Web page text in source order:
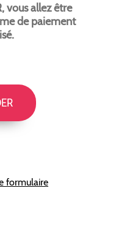
vous allez être
de paiement
formulaire